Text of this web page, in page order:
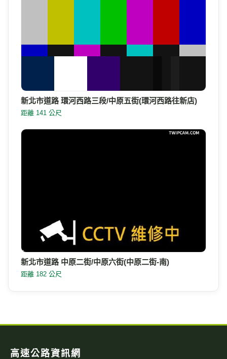
新北市道路 環河西路三段/中原五街(環河西路往新店)
距離 141 公尺
新北市道路 中原二街/中原六街(中原二街-南)
距離 182 公尺
高速公路資訊網